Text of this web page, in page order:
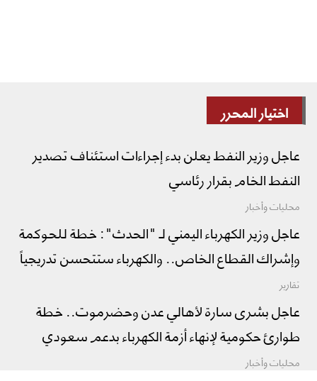
اختيار المحرر
عاجل وزير النفط يعلن بدء إجراءات استئناف تصدير
النفط الخام بقرار رئاسي
محليات وأخبار
عاجل وزير الكهرباء اليمني لـ "الحدث": خطة للحوكمة
وإشراك القطاع الخاص.. والكهرباء ستتحسن تدريجياً
تقارير
عاجل بشرى سارة لأهالي عدن وحضرموت.. خطة
طوارئ حكومية لإنهاء أزمة الكهرباء بدعم سعودي
محليات وأخبار